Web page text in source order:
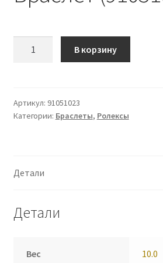
В корзину
Артикул: 91051023
Категории: Браслеты, Ролексы
Детали
Детали
Вес 10.0